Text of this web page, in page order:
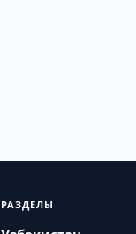
РАЗДЕЛЫ